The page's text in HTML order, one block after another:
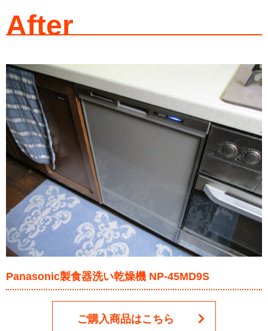
After
Panasonic製食器洗い乾燥機 NP-45MD9S
ご購入商品はこちら